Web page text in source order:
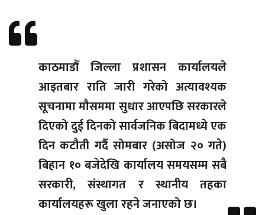
काठमाडौँ जिल्ला प्रशासन कार्यालयले
आइतबार राति जारी गरेको अत्यावश्यक
सूचनामा मौसममा सुधार आएपछि सरकारले
दिएको दुई दिनको सार्वजनिक बिदामध्ये एक
दिन कटौती गर्दै सोमबार (असोज २० गते)
बिहान १० बजेदेखि कार्यालय समयसम्म सबै
सरकारी, संस्थागत र स्थानीय तहका
कार्यालयहरू खुला रहने जनाएको छ।